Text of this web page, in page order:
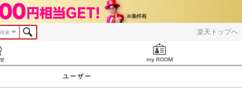
楽天トップへ
索
ユーザー